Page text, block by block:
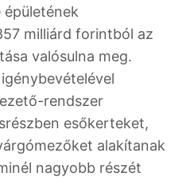
épületének
milliárd forintból az
valósulna meg.
rendszer
esőkerteket,
alakítanak
nagyobb részét